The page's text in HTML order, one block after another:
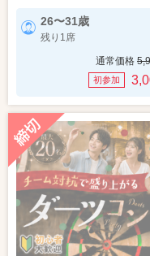
26〜31歳
残り1席
通常価格
初参加